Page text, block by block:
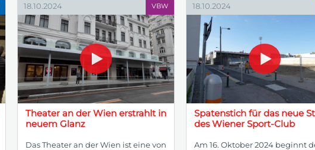
18.10.2024 VBW
Theater an der Wien erstrahlt in
neuem Glanz
Das Theater an der Wien ist eine von
18.10.2024
Spatenstich für das neue
des Wiener Sport-Club
Am 16. Oktober 2024 beginnt